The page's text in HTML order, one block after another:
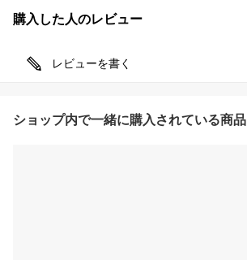
購入した人のレビュー
レビューを書く
ショップ内で一緒に購入されている商品